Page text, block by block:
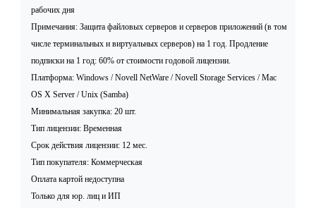
рабочих дня
Примечания: Защита файловых серверов и серверов приложений (в том
числе терминальных и виртуальных серверов) на 1 год. Продление
подписки на 1 год: 60% от стоимости годовой лицензии.
Платформа: Windows / Novell NetWare / Novell Storage Services / Mac
OS X Server / Unix (Samba)
Минимальная закупка: 20 шт.
Тип лицензии: Временная
Срок действия лицензии: 12 мес.
Тип покупателя: Коммерческая
Оплата картой недоступна
Только для юр. лиц и ИП